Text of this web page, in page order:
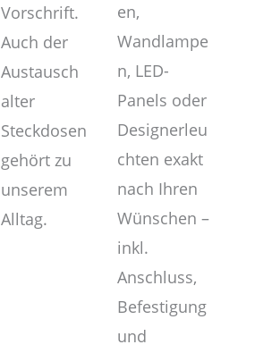
Vorschrift.
Auch der
Austausch
alter
Steckdosen
gehört zu
unserem
Alltag.
en,
Wandlampe
n, LED-
Panels oder
Designerleu
chten exakt
nach Ihren
Wünschen –
inkl.
Anschluss,
Befestigung
und